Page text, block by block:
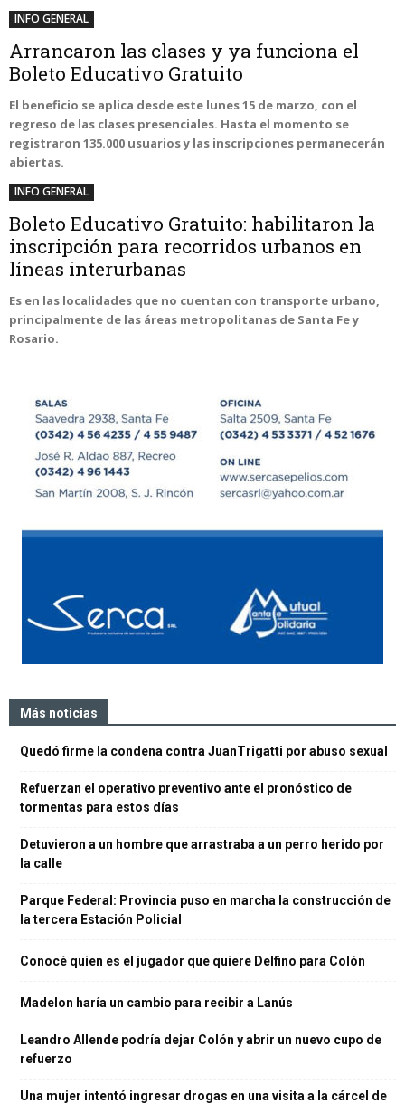
INFO GENERAL
Arrancaron las clases y ya funciona el
Boleto Educativo Gratuito
El beneficio se aplica desde este lunes 15 de marzo, con el
regreso de las clases presenciales. Hasta el momento se
registraron 135.000 usuarios y las inscripciones permanecerán
abiertas.
INFO GENERAL
Boleto Educativo Gratuito: habilitaron la
inscripción para recorridos urbanos en
líneas interurbanas
Es en las localidades que no cuentan con transporte urbano,
principalmente de las áreas metropolitanas de Santa Fe y
Rosario.
Más noticias
Quedó firme la condena contra JuanTrigatti por abuso sexual
Refuerzan el operativo preventivo ante el pronóstico de
tormentas para estos días
Detuvieron a un hombre que arrastraba a un perro herido por
la calle
Parque Federal: Provincia puso en marcha la construcción de
la tercera Estación Policial
Conocé quien es el jugador que quiere Delfino para Colón
Madelon haría un cambio para recibir a Lanús
Leandro Allende podría dejar Colón y abrir un nuevo cupo de
refuerzo
Una mujer intentó ingresar drogas en una visita a la cárcel de